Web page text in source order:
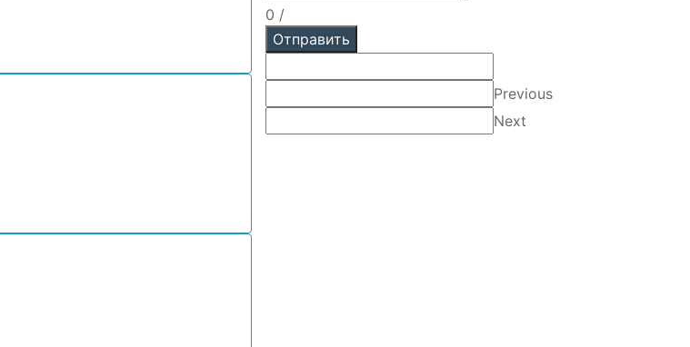
0 /
Отправить
Previous
Next